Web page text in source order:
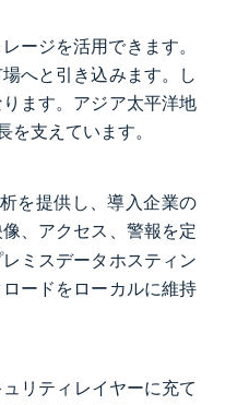
ージを活用できます。
へと引き込みます。し
ます。アジア太平洋地
支えています。
を提供し、導入企業の
、アクセス、警報を定
ミスデータホスティン
ードをローカルに維持
リティレイヤーに充て